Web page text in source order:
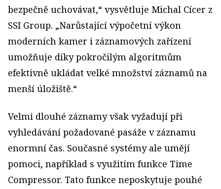
bezpečně uchovávat,“ vysvětluje Michal Cícer z
SSI Group. „Narůstající výpočetní výkon
moderních kamer i záznamových zařízení
umožňuje díky pokročilým algoritmům
efektivně ukládat velké množství záznamů na
menší úložiště.“
Velmi dlouhé záznamy však vyžadují při
vyhledávání požadované pasáže v záznamu
enormní čas. Současné systémy ale umějí
pomoci, například s využitím funkce Time
Compressor. Tato funkce neposkytuje pouhé